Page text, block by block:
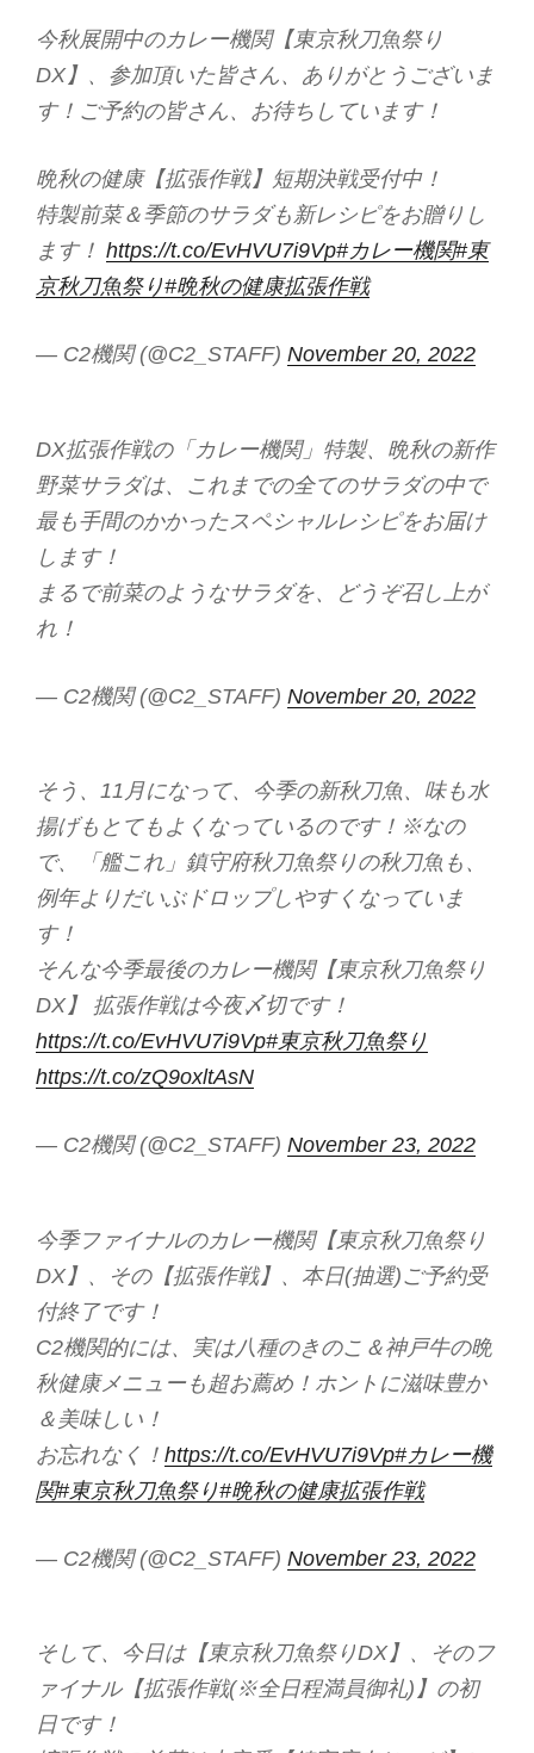
今秋展開中のカレー機関【東京秋刀魚祭り
DX】、参加頂いた皆さん、ありがとうございま
す！ご予約の皆さん、お待ちしています！
晩秋の健康【拡張作戦】短期決戦受付中！
特製前菜＆季節のサラダも新レシピをお贈りし
ます！ https://t.co/EvHVU7i9Vp#カレー機関#東
京秋刀魚祭り#晩秋の健康拡張作戦
— C2機関 (@C2_STAFF) November 20, 2022
DX拡張作戦の「カレー機関」特製、晩秋の新作
野菜サラダは、これまでの全てのサラダの中で
最も手間のかかったスペシャルレシピをお届け
します！
まるで前菜のようなサラダを、どうぞ召し上が
れ！
— C2機関 (@C2_STAFF) November 20, 2022
そう、11月になって、今季の新秋刀魚、味も水
揚げもとてもよくなっているのです！※なの
で、「艦これ」鎮守府秋刀魚祭りの秋刀魚も、
例年よりだいぶドロップしやすくなっていま
す！
そんな今季最後のカレー機関【東京秋刀魚祭り
DX】 拡張作戦は今夜〆切です！
https://t.co/EvHVU7i9Vp#東京秋刀魚祭り
https://t.co/zQ9oxltAsN
— C2機関 (@C2_STAFF) November 23, 2022
今季ファイナルのカレー機関【東京秋刀魚祭り
DX】、その【拡張作戦】、本日(抽選)ご予約受
付終了です！
C2機関的には、実は八種のきのこ＆神戸牛の晩
秋健康メニューも超お薦め！ホントに滋味豊か
＆美味しい！
お忘れなく！ https://t.co/EvHVU7i9Vp#カレー機
関#東京秋刀魚祭り#晩秋の健康拡張作戦
— C2機関 (@C2_STAFF) November 23, 2022
そして、今日は【東京秋刀魚祭りDX】、そのフ
ァイナル【拡張作戦(※全日程満員御礼)】の初
日です！